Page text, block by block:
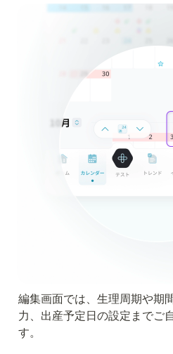
編集画面では、生理周期や期
力、出産予定日の設定までご
す。